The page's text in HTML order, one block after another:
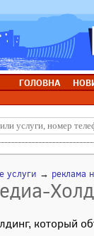
ГОЛОВНА
услуги → реклама
который